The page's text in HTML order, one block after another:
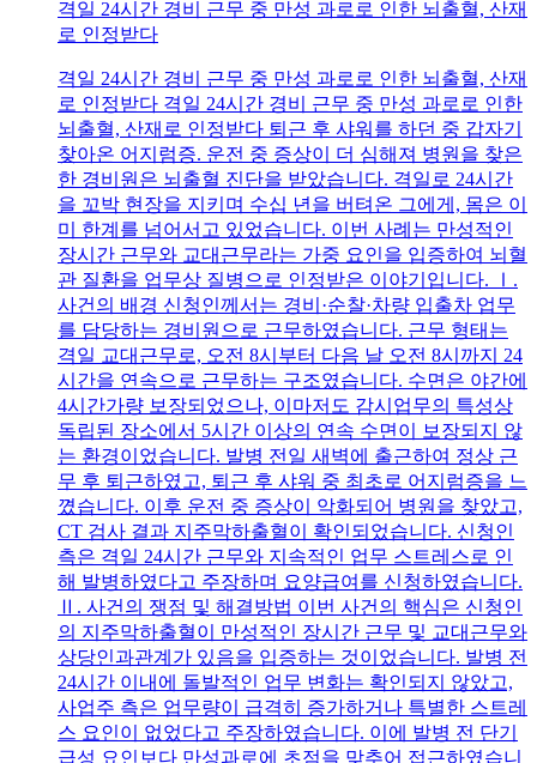
격일 24시간 경비 근무 중 만성 과로로 인한 뇌출혈, 산재
로 인정받다
격일 24시간 경비 근무 중 만성 과로로 인한 뇌출혈, 산재
로 인정받다 격일 24시간 경비 근무 중 만성 과로로 인한
뇌출혈, 산재로 인정받다 퇴근 후 샤워를 하던 중 갑자기
찾아온 어지럼증. 운전 중 증상이 더 심해져 병원을 찾은
한 경비원은 뇌출혈 진단을 받았습니다. 격일로 24시간
을 꼬박 현장을 지키며 수십 년을 버텨온 그에게, 몸은 이
미 한계를 넘어서고 있었습니다. 이번 사례는 만성적인
장시간 근무와 교대근무라는 가중 요인을 입증하여 뇌혈
관 질환을 업무상 질병으로 인정받은 이야기입니다. Ⅰ.
사건의 배경 신청인께서는 경비·순찰·차량 입출차 업무
를 담당하는 경비원으로 근무하였습니다. 근무 형태는
격일 교대근무로, 오전 8시부터 다음 날 오전 8시까지 24
시간을 연속으로 근무하는 구조였습니다. 수면은 야간에
4시간가량 보장되었으나, 이마저도 감시업무의 특성상
독립된 장소에서 5시간 이상의 연속 수면이 보장되지 않
는 환경이었습니다. 발병 전일 새벽에 출근하여 정상 근
무 후 퇴근하였고, 퇴근 후 샤워 중 최초로 어지럼증을 느
꼈습니다. 이후 운전 중 증상이 악화되어 병원을 찾았고,
CT 검사 결과 지주막하출혈이 확인되었습니다. 신청인
측은 격일 24시간 근무와 지속적인 업무 스트레스로 인
해 발병하였다고 주장하며 요양급여를 신청하였습니다.
Ⅱ. 사건의 쟁점 및 해결방법 이번 사건의 핵심은 신청인
의 지주막하출혈이 만성적인 장시간 근무 및 교대근무와
상당인과관계가 있음을 입증하는 것이었습니다. 발병 전
24시간 이내에 돌발적인 업무 변화는 확인되지 않았고,
사업주 측은 업무량이 급격히 증가하거나 특별한 스트레
스 요인이 없었다고 주장하였습니다. 이에 발병 전 단기
급성 요인보다 만성과로에 초점을 맞추어 접근하였습니